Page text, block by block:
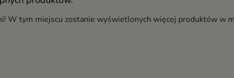
W tym miejscu zostanie wyświetlonych więcej produktów w